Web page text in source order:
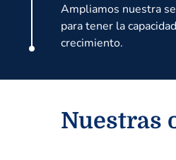
Ampliamos nuestra
para tener la
crecimiento.
Nuestras